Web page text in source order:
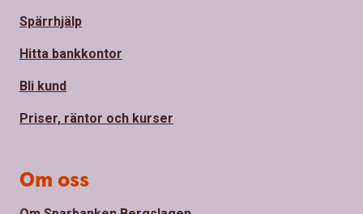
Spärrhjälp
Hitta bankkontor
Bli kund
Priser, räntor och kurser
Om oss